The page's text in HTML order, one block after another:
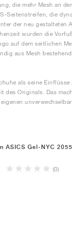
die mehr Mesh an
Seitenstreifen, die
der neu
wurden die
auf dem seitlichen
aus Mesh
als seine
des Originals. Das
ASICS Gel-NYC
(0)